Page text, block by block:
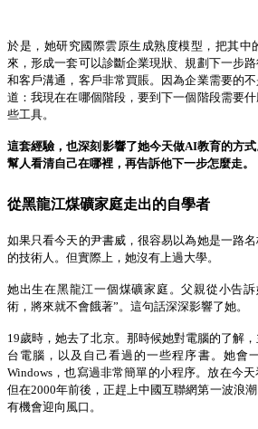
於是，她研究國際雲原生成熟度模型，把其中
來，形成一套可以診斷企業現狀、規劃下一步
和客戶溝通，客戶非常買賬。因為企業需要的
道：我現在在哪個階段，要到下一個階段需要
些工具。
這套經驗，也深刻影響了她今天做AI教育的方
幫人看清自己在哪裡，再告訴他下一步怎麼走。
從黑龍江煤礦家庭走出的自學者
如果只看今天的尹書威，很容易以為她是一路
的技術人。但實際上，她沒有上過大學。
她出生在黑龍江一個煤礦家庭。父親從小告訴
術，將來就不會餓著”。這句話深深影響了她。
19歲時，她去了北京。那時候她對電腦的了解
台電腦，以及自己看過的一些程序書。她會
Windows ，也寫過非常簡單的小程序。放在今
但在2000年前後，正趕上中國互聯網第一波浪
有機會迎向風口 。